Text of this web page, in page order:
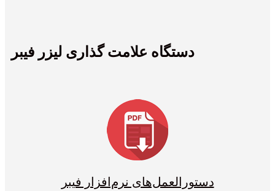
دستگاه علامت گذاری لیزر فیبر
دستورالعمل‌های نرم‌افزار فیبر